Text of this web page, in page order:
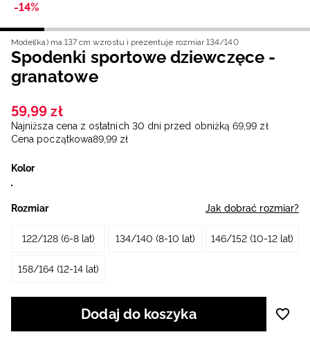
-14%
Model(ka) ma 137 cm wzrostu i prezentuje rozmiar 134/140
Spodenki sportowe dziewczęce -
granatowe
59,99 zł
Najniższa cena z ostatnich 30 dni przed obniżką 69,99 zł
Cena początkowa89,99 zł
Kolor
Rozmiar Jak dobrać rozmiar?
122/128 (6-8 lat) 134/140 (8-10 lat) 146/152 (10-12 lat)
158/164 (12-14 lat)
Dodaj do koszyka